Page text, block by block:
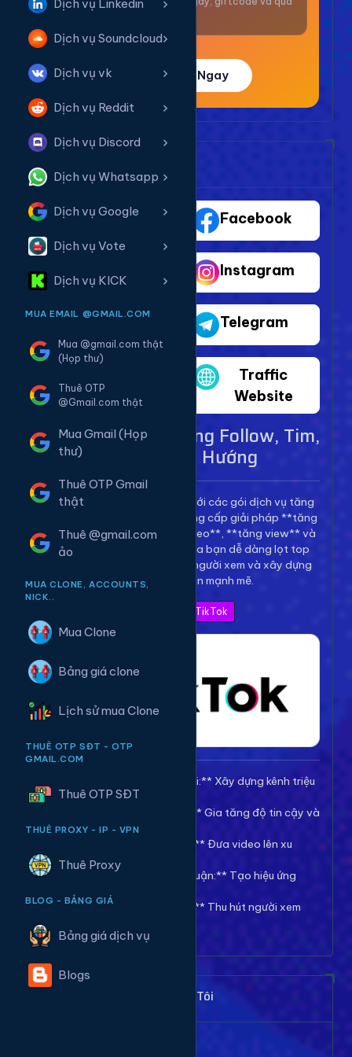
Dịch vụ Linkedin
Dịch vụ Soundcloud
Dịch vụ vk
Dịch vụ Reddit
Dịch vụ Discord
Dịch vụ Whatsapp
Dịch vụ Google
Dịch vụ Vote
Dịch vụ KICK
MUA EMAIL @GMAIL.COM
Mua @gmail.com thật
(Họp thư)
Thuê OTP
@Gmail.com thật
Mua Gmail (Họp
thư)
Thuê OTP Gmail
thật
Thuê @gmail.com
ảo
MUA CLONE, ACCOUNTS,
NICK..
Mua Clone
Bảng giá clone
Lịch sử mua Clone
THUÊ OTP SĐT - OTP
GMAIL.COM
Thuê OTP SĐT
THUÊ PROXY - IP - VPN
Thuê Proxy
BLOG - BẢNG GIÁ
Bảng giá dịch vụ
Blogs
Trải Nghiệm Ngay
TikTok Facebook
Instagram
Shopee Telegram
Traffic
Website
Dịch Vụ TikTok - Tăng Follow, Tim,
View Lên Xu Hướng
Bùng nổ kênh TikTok của bạn với các gói dịch vụ tăng
trưởng toàn diện. Chúng tôi cung cấp giải pháp **tăng
follow TikTok**, **tăng tim video**, **tăng view** và
**bình luận** để giúp video của bạn dễ dàng lọt top
thịnh hành, thu hút hàng triệu người xem và xây dựng
thương hiệu cá nhân mạnh mẽ.
Xem Bảng Giá TikTok
🚀 **Tăng Follow/Theo dõi:** Xây dựng kênh triệu
follow uy tín.
❤️ **Tăng Tim/Like Video:** Gia tăng độ tin cậy và
viral cho video.
👀 **Tăng View/Lượt xem:** Đưa video lên xu
hướng nhanh chóng.
💬 **Tăng Comment/Bình luận:** Tạo hiệu ứng
thảo luận sôi nổi.
👁️ **Tăng Mắt Livestream:** Thu hút người xem
Khách Hàng Nói Gì Về Chúng Tôi